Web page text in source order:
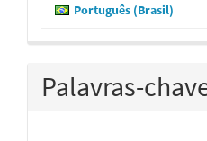
Português (Brasil)
Palavras-